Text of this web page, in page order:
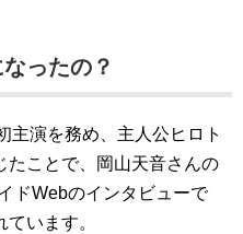
ったの？
主演を務め、主人公ヒロト
たことで、岡山天音さんの
ドWebのインタビューで
います。